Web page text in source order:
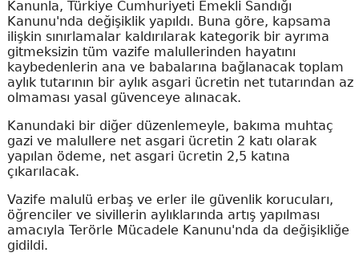
Kanunla, Türkiye Cumhuriyeti Emekli Sandığı
Kanunu'nda değişiklik yapıldı. Buna göre, kapsama
ilişkin sınırlamalar kaldırılarak kategorik bir ayrıma
gitmeksizin tüm vazife malullerinden hayatını
kaybedenlerin ana ve babalarına bağlanacak toplam
aylık tutarının bir aylık asgari ücretin net tutarından az
olmaması yasal güvenceye alınacak.
Kanundaki bir diğer düzenlemeyle, bakıma muhtaç
gazi ve malullere net asgari ücretin 2 katı olarak
yapılan ödeme, net asgari ücretin 2,5 katına
çıkarılacak.
Vazife malulü erbaş ve erler ile güvenlik korucuları,
öğrenciler ve sivillerin aylıklarında artış yapılması
amacıyla Terörle Mücadele Kanunu'nda da değişikliğe
gidildi.